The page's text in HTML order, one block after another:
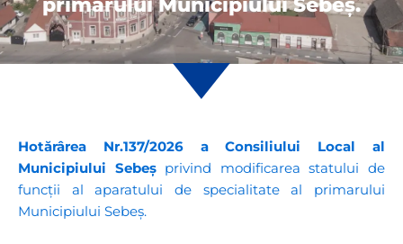
primarului Municipiului Sebeș.
Hotărârea Nr.137/2026 a Consiliului Local al
Municipiului Sebeșprivind modificarea statului de
funcții al aparatului de specialitate al primarului
Municipiului Sebeș.